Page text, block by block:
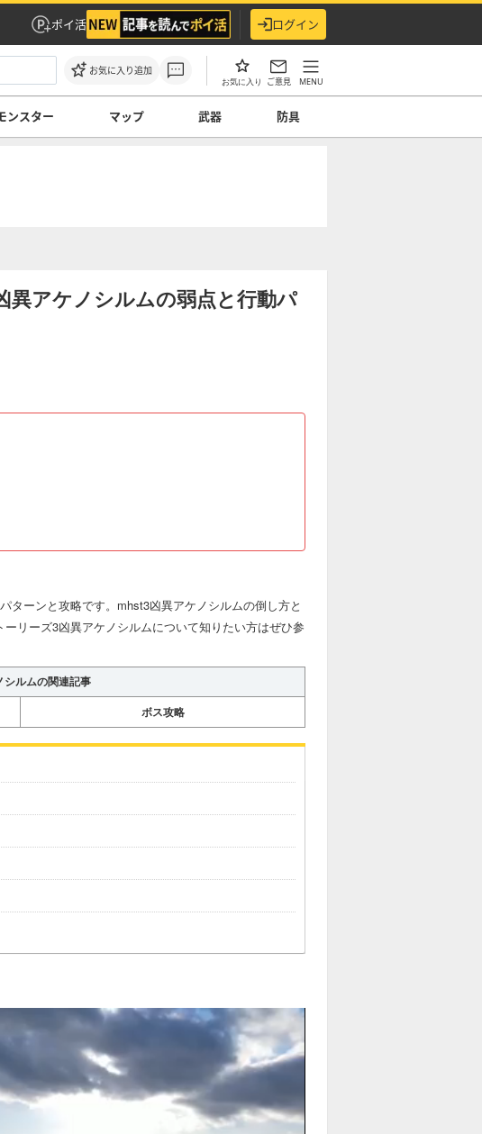
ポイ活 ログイン
お気に入り追加
お気に入り ご意見 MENU
ンスター マップ 武器 防具
異アケノシルムの弱点と行動パ
ターンと攻略です。mhst3凶異アケノシルムの倒し方と
リーズ3凶異アケノシルムについて知りたい方はぜひ参
シルムの関連記事
ボス攻略